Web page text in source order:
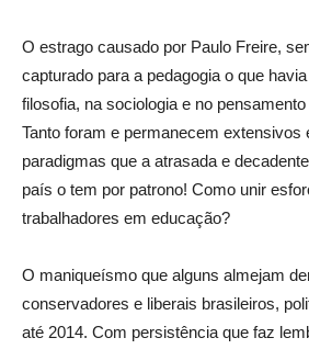
O estrago causado por Paulo Freire,
capturado para a pedagogia o que
filosofia, na sociologia e no
Tanto foram e permanecem extensivos
paradigmas que a atrasada e
país o tem por patrono! Como unir
trabalhadores em educação?
O maniqueísmo que alguns almejam
conservadores e liberais brasileiros,
até 2014. Com persistência que faz